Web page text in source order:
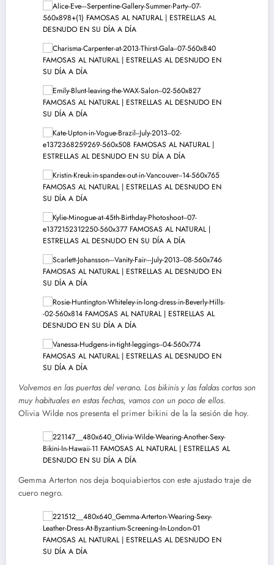
Volvemos en las puertas del verano. Los bikinis y las faldas cortas son
muy habituales en estas fechas, vamos con un poco de ellos.
Olivia Wilde nos presenta el primer bikini de la la sesión de hoy.
Gemma Arterton nos deja boquiabiertos con este ajustado traje de
cuero negro.